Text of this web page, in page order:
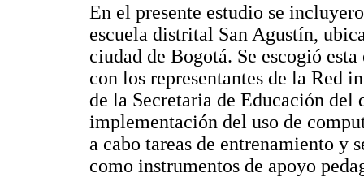
En el presente estudio se
escuela distrital San Agustín,
ciudad de Bogotá. Se escogió
con los representantes de la Red
de la Secretaria de Educación del
implementación del uso de
a cabo tareas de entrenamiento y
como instrumentos de apoyo